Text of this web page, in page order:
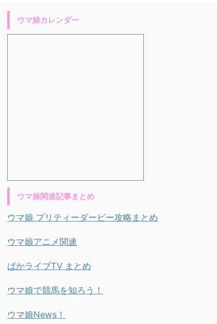
ウマ娘カレンダー
ウマ娘関連記事まとめ
ウマ娘 プリティーダービー攻略まとめ
ウマ娘アニメ関連
ぱかライブTV まとめ
ウマ娘で競馬を知ろう！
ウマ娘News！